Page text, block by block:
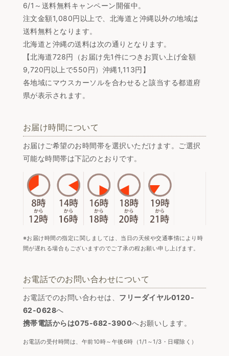
6/1～送料無料キャンペーン開催中。
注文金額1,080円以上で、北海道と沖縄以外の地域は
送料無料となります。
北海道と沖縄の送料は次の通りとなります。
【北海道728円（お届け先1件につきお買い上げ金額
9,720円以上で550円）沖縄1,113円】
各地域にマウスカーソルを合わせると該当する都道府
県が表示されます。
お届け時間について
お届けご希望のお時間帯を選択いただけます。ご選択
可能な時間帯は下記のとおりです。
※お届け時間の指定に関しましては、当日の天候や交通事情により時
間が遅れる場合もございますのでご了承の程お願い申し上げます。
お電話でのお問い合わせについて
お電話でのお問い合わせは、 フリーダイヤル0120-
62-0628へ
携帯電話からは075-682-3900へお願いします。
お電話の受付時間は、午前10時～午後6時（1/1～1/3・日曜除く）